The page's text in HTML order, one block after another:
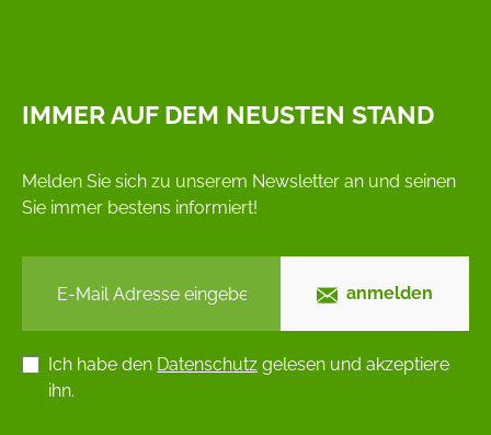
IMMER AUF DEM NEUSTEN STAND
Melden Sie sich zu unserem Newsletter an und seinen
Sie immer bestens informiert!
anmelden
Ich habe den Datenschutz gelesen und akzeptiere
ihn.